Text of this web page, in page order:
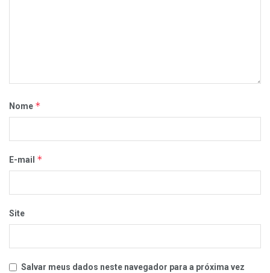
Nome *
E-mail *
Site
Salvar meus dados neste navegador para a próxima vez